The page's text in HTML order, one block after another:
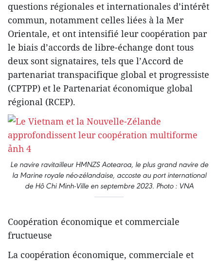
questions régionales et internationales d’intérêt
commun, notamment celles liées à la Mer
Orientale, et ont intensifié leur coopération par
le biais d’accords de libre-échange dont tous
deux sont signataires, tels que l’Accord de
partenariat transpacifique global et progressiste
(CPTPP) et le Partenariat économique global
régional (RCEP).
Le navire ravitailleur HMNZS Aotearoa, le plus grand navire de
la Marine royale néo-zélandaise, accoste au port international
de Hô Chi Minh-Ville en septembre 2023. Photo : VNA
Coopération économique et commerciale
fructueuse
La coopération économique, commerciale et